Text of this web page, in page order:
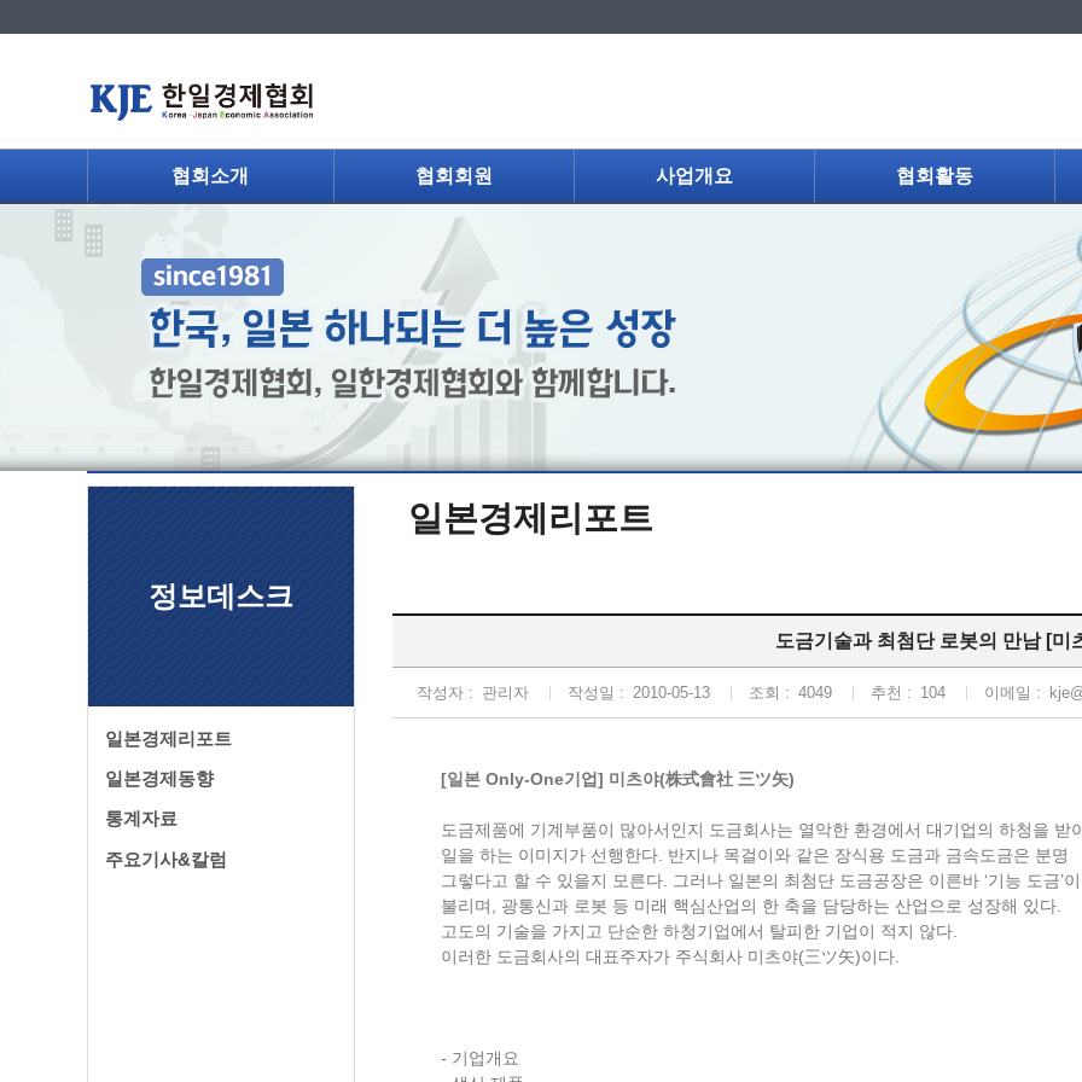
협회소개 협회회원 사업개요 협회활동
정보데스크
일본경제리포트
일본경제동향
통계자료
주요기사&칼럼
일본경제리포트
도금기술과 최첨단 로봇의 만남 [미
작성자 : 관리자 작성일 : 2010-05-13 조회 : 4049 추천 : 104 이메일 :
[일본 Only-One기업] 미츠야(株式會社 三ツ矢)
도금제품에 기계부품이 많아서인지 도금회사는 열악한 환경에서 대기업의 하청을 받
일을 하는 이미지가 선행한다. 반지나 목걸이와 같은 장식용 도금과 금속도금은 분명
그렇다고 할 수 있을지 모른다. 그러나 일본의 최첨단 도금공장은 이른바 ‘기능 도금’
불리며, 광통신과 로봇 등 미래 핵심산업의 한 축을 담당하는 산업으로 성장해 있다.
고도의 기술을 가지고 단순한 하청기업에서 탈피한 기업이 적지 않다.
이러한 도금회사의 대표주자가 주식회사 미츠야(三ツ矢)이다.
- 기업개요